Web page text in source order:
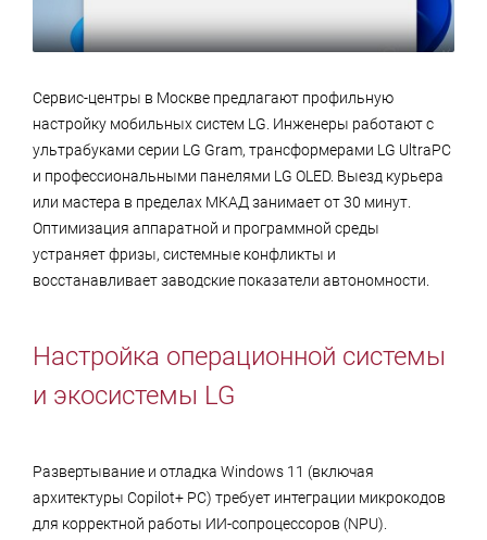
Сервис-центры в Москве предлагают профильную
настройку мобильных систем LG. Инженеры работают с
ультрабуками серии LG Gram, трансформерами LG UltraPC
и профессиональными панелями LG OLED. Выезд курьера
или мастера в пределах МКАД занимает от 30 минут.
Оптимизация аппаратной и программной среды
устраняет фризы, системные конфликты и
восстанавливает заводские показатели автономности.
Настройка операционной системы
и экосистемы LG
Развертывание и отладка Windows 11 (включая
архитектуры Copilot+ PC) требует интеграции микрокодов
для корректной работы ИИ-сопроцессоров (NPU).